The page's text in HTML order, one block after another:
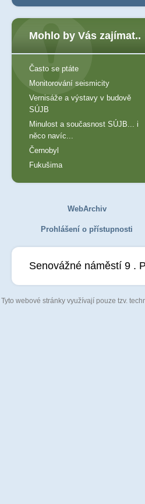
Mohlo by Vás zajímat..
Často se ptáte
Monitorování seismicity
Vernisáže a výstavy v budově
SÚJB
Minulost a současnost SÚJB... i
něco navíc...
Černobyl
Fukušima
WebArchiv
Prohlášení o přístupnosti
Senovážné náměstí 9 .
Tyto webové stránky využívají pouze tzv.